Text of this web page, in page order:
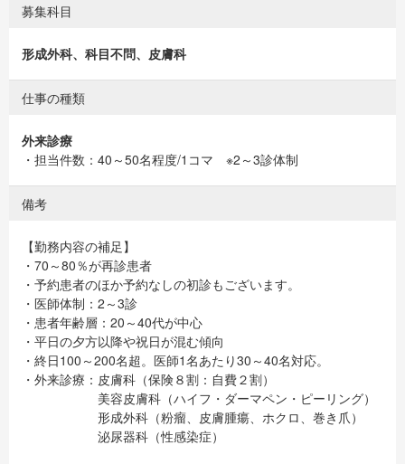
募集科目
形成外科、科目不問、皮膚科
仕事の種類
外来診療
・担当件数：40～50名程度/1コマ ※2～3診体制
備考
【勤務内容の補足】
・70～80％が再診患者
・予約患者のほか予約なしの初診もございます。
・医師体制：2～3診
・患者年齢層：20～40代が中心
・平日の夕方以降や祝日が混む傾向
・終日100～200名超。医師1名あたり30～40名対応。
・外来診療：皮膚科（保険８割：自費２割）
美容皮膚科（ハイフ・ダーマペン・ピーリング）
形成外科（粉瘤、皮膚腫瘍、ホクロ、巻き爪）
泌尿器科（性感染症）